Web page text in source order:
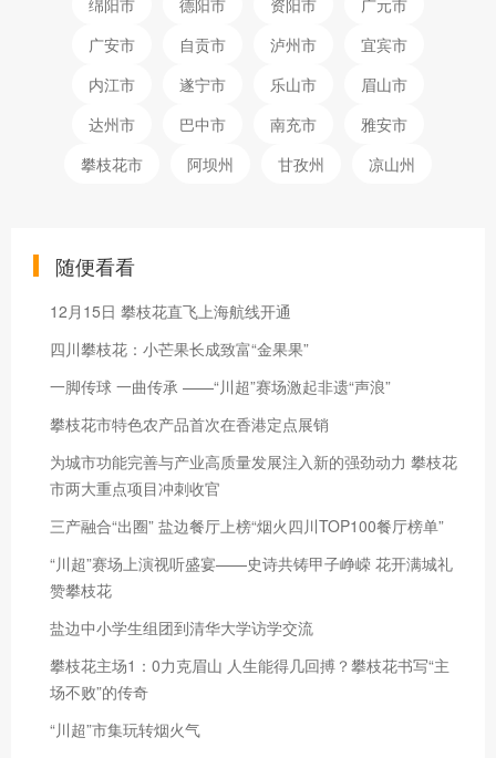
绵阳市 德阳市 资阳市
广元市
广安市
自贡市 泸州市
宜宾市
内江市
遂宁市 乐山市
眉山市
达州市
巴中市 南充市
雅安市
攀枝花市
阿坝州 甘孜州 凉山州
随便看看
12月15日 攀枝花直飞上海航线开通
四川攀枝花：小芒果长成致富“金果果”
一脚传球 一曲传承 ——“川超”赛场激起非遗“声浪”
攀枝花市特色农产品首次在香港定点展销
为城市功能完善与产业高质量发展注入新的强劲动力 攀枝花
市两大重点项目冲刺收官
三产融合“出圈” 盐边餐厅上榜“烟火四川TOP100餐厅榜单”
“川超”赛场上演视听盛宴——史诗共铸甲子峥嵘 花开满城礼
赞攀枝花
盐边中小学生组团到清华大学访学交流
攀枝花主场1：0力克眉山 人生能得几回搏？攀枝花书写“主
场不败”的传奇
“川超”市集玩转烟火气